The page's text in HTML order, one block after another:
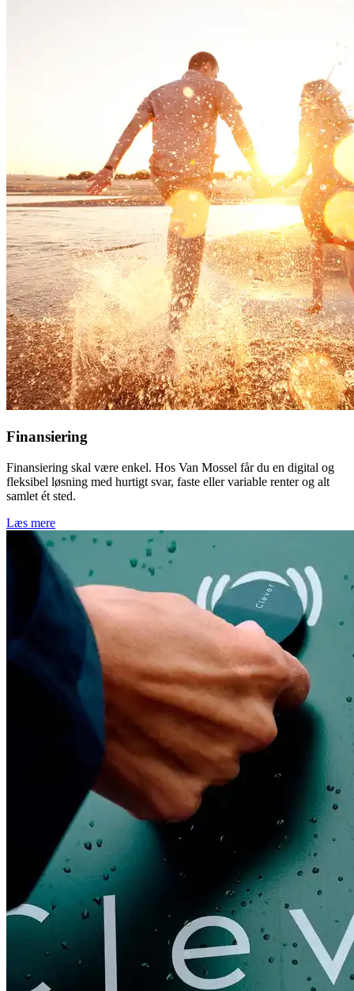
Finansiering
Finansiering skal være enkel. Hos Van Mossel får du en digital og
fleksibel løsning med hurtigt svar, faste eller variable renter og alt
samlet ét sted.
Læs mere